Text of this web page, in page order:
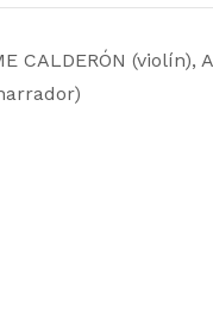
CALDERÓN (violín),